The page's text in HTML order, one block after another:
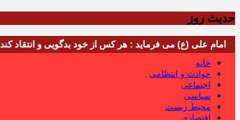
حدیث روز
امام علی (ع) می فرماید : هر کس از خود بدگویی و انتقاد کند٬ خود را اصلاح کرده و هر کس خودستایی نماید٬ پس به تحقیق خویش را تباه نموده است.
خانه
حوادث و انتظامی
اجتماعی
سیاسی
محیط زیست
اقتصادی